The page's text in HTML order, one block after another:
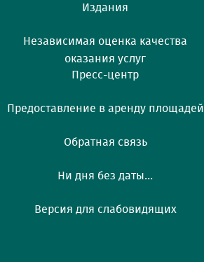
Издания
Независимая оценка качества
оказания услуг
Пресс-центр
Предоставление в аренду площадей
Обратная связь
Ни дня без даты...
Версия для слабовидящих